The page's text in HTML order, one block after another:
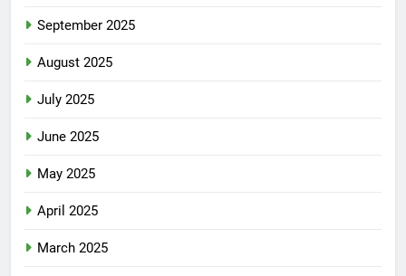
September 2025
August 2025
July 2025
June 2025
May 2025
April 2025
March 2025